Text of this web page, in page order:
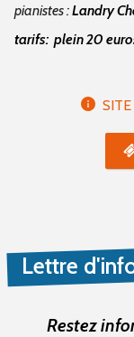
pianistes :Landry
tarifs: plein 20
Lettre
Restez